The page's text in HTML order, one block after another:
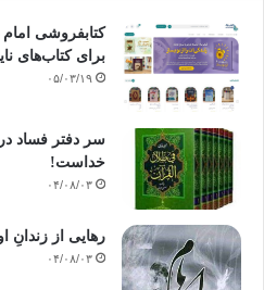
کتابفروشی
برای کتاب‌های
۰۵/۰۳/۱۹
سر دفتر فساد
خداست‌!
۰۴/۰۸/۰۳
رهایی از زندانِ
۰۴/۰۸/۰۳